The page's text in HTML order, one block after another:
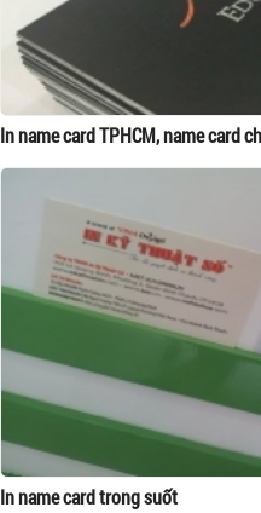
In name card TPHCM, name card
In name card trong suốt